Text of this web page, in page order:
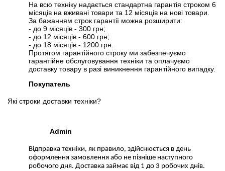
Перейти в початок оголошення >>
Написати на Email
На всю техніку надається стандартна гарантія строком 6
місяців на вживані товари та 12 місяців на нові товари.
За бажанням строк гарантії можна розширити:
- до 9 місяців - 300 грн;
- до 12 місяців - 600 грн;
- до 18 місяців - 1200 грн.
Протягом гарантійного строку ми забезпечуємо
гарантійне обслуговування техніки та оплачуємо
доставку товару в разі виникнення гарантійного випадку.
Покупатель
Які строки доставки техніки?
Admin
Відправка техніки, як правило, здійснюється в день
оформлення замовлення або не пізніше наступного
робочого дня. Доставка займає від 1 до 3 робочих днів.